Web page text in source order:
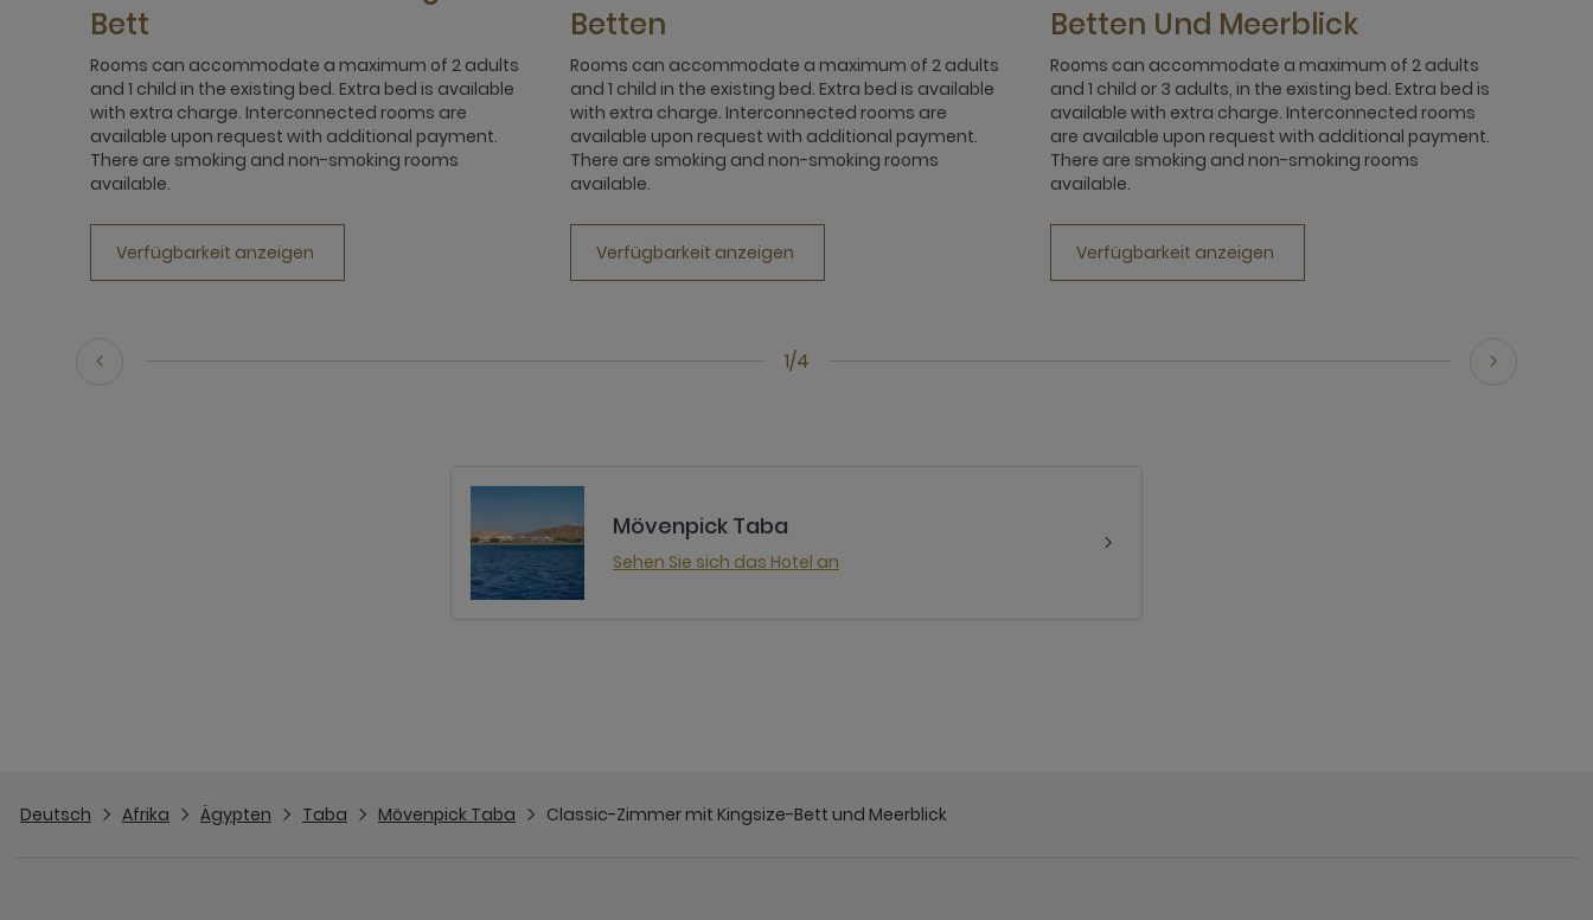
1/4
Bett
Rooms can accommodate a maximum of 2 adults
and 1 child in the existing bed. Extra bed is available
with extra charge. Interconnected rooms are
available upon request with additional payment.
There are smoking and non-smoking rooms
available.
Verfügbarkeit anzeigen
Betten
Rooms can accommodate a maximum of 2 adults
and 1 child in the existing bed. Extra bed is available
with extra charge. Interconnected rooms are
available upon request with additional payment.
There are smoking and non-smoking rooms
available.
Verfügbarkeit anzeigen
Betten Und Meerblick
Rooms can accommodate a maximum of 2 adults
and 1 child or 3 adults, in the existing bed. Extra bed is
available with extra charge. Interconnected rooms
are available upon request with additional payment.
There are smoking and non-smoking rooms
available.
Verfügbarkeit anzeigen
Mövenpick Taba
Sehen Sie sich das Hotel an
Deutsch Afrika Ägypten Taba Mövenpick Taba Classic-Zimmer mit Kingsize-Bett und Meerblick